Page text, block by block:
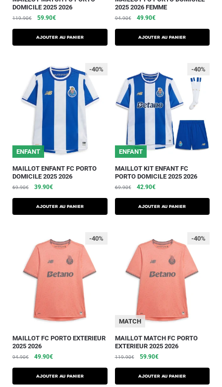
DOMICILE 2025 2026
119.90€ 59.90€
AJOUTER AU PANIER
2025 2026 FEMME
94.90€ 49.90€
AJOUTER AU PANIER
-40%
ENFANT
MAILLOT ENFANT FC PORTO
DOMICILE 2025 2026
69.90€ 39.90€
AJOUTER AU PANIER
ENFANT
-40%
MAILLOT KIT ENFANT FC
PORTO DOMICILE 2025 2026
69.90€ 42.90€
AJOUTER AU PANIER
-40%
MAILLOT FC PORTO EXTERIEUR
2025 2026
94.90€ 49.90€
AJOUTER AU PANIER
-40%
MATCH
MAILLOT MATCH FC PORTO
EXTERIEUR 2025 2026
119.90€ 59.90€
AJOUTER AU PANIER